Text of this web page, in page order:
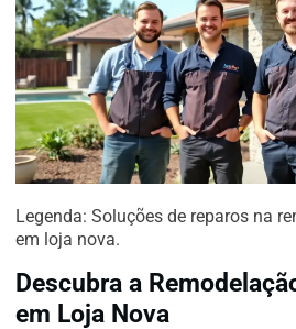
Legenda: Soluções de reparos na
em loja nova.
Descubra a
em Loja Nova